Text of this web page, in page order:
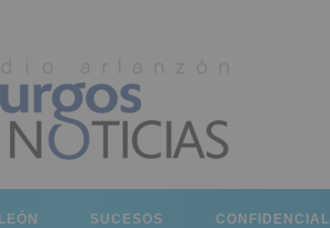
SUCESOS CONFIDENCIAL